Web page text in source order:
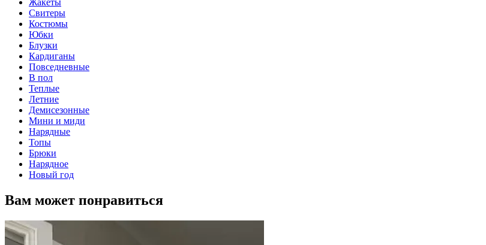
Жакеты
Свитеры
Костюмы
Юбки
Блузки
Кардиганы
Повседневные
В пол
Теплые
Летние
Демисезонные
Мини и миди
Нарядные
Топы
Брюки
Нарядное
Новый год
Вам может понравиться